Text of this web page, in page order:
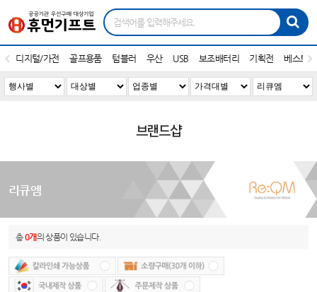
디지털/가전 골프용품 텀블러 우산 USB 보조배터리 기획전 베스트
브랜드샵
리큐엠
총0개의 상품이 있습니다.